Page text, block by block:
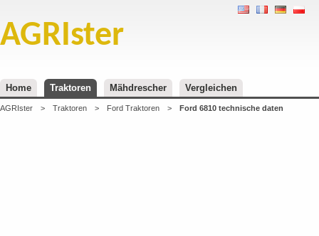
AGRIster
Home Traktoren Mähdrescher Vergleichen
AGRIster > Traktoren > Ford Traktoren > Ford 6810 technische daten